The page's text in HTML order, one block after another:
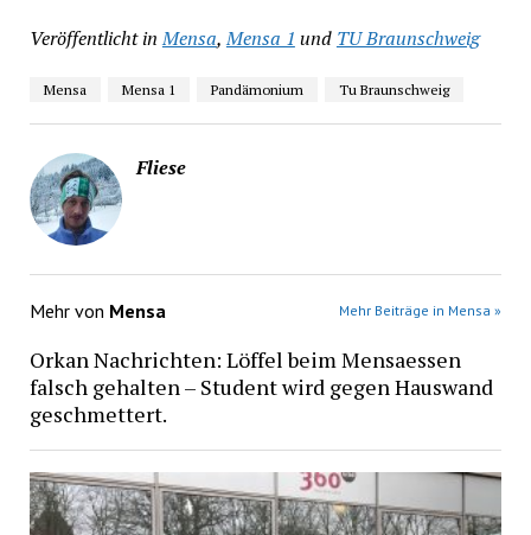
Veröffentlicht in Mensa,Mensa 1 und TU Braunschweig
Mensa Mensa 1 Pandämonium Tu Braunschweig
Fliese
Mehr von Mensa Mehr Beiträge in Mensa »
Orkan Nachrichten: Löffel beim Mensaessen
falsch gehalten – Student wird gegen Hauswand
geschmettert.